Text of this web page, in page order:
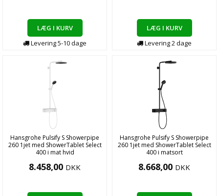
LÆG I KURV
Levering5-10dage
LÆG I KURV
Levering2dage
Hansgrohe Pulsify S Showerpipe
260 1jet med ShowerTablet Select
400 i mat hvid
8.458,00 DKK
Hansgrohe Pulsify S Showerpipe
260 1jet med ShowerTablet Select
400 i matsort
8.668,00 DKK